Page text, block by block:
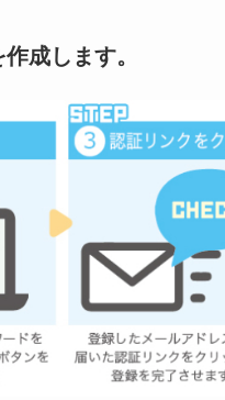
成します。